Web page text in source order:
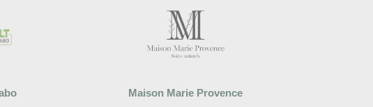
Maison Marie Provence